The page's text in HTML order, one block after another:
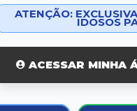
ATENÇÃO:
IDOSOS
ACESSAR MINHA